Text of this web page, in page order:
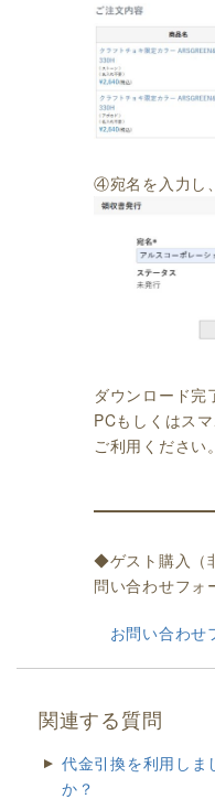
④宛名を入力し
ダウンロード完
PCもしくはス
ご利用ください。
◆ゲスト購入（
問い合わせフォ
お問い合わせ
関連する質問
代金引換を利用しま
か？